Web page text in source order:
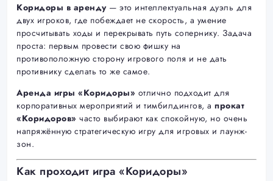
Коридоры в аренду— это интеллектуальная дуэль для
двух игроков, где побеждает не скорость, а умение
просчитывать ходы и перекрывать путь сопернику. Задача
проста: первым провести свою фишку на
противоположную сторону игрового поля и не дать
противнику сделать то же самое.
Аренда игры «Коридоры» отлично подходит для
корпоративных мероприятий и тимбилдингов, а прокат
«Коридоров» часто выбирают как спокойную, но очень
напряжённую стратегическую игру для игровых и лаунж-
зон.
Как проходит игра «Коридоры»